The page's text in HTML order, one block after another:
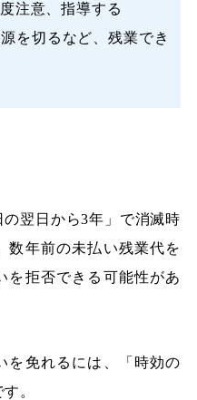
注意、指導する
を切るなど、残業でき
翌日から3年」で消滅時
数年前の未払い残業代を
を拒否できる可能性があ
を免れるには、「時効の
。